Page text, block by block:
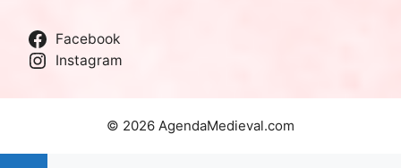
Facebook
Instagram
© 2026 AgendaMedieval.com